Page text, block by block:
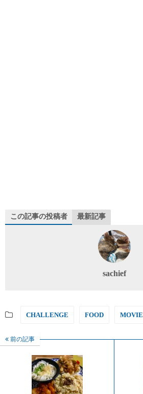
この記事の投稿者 最新記事
sachief
CHALLENGE FOOD MOVIE
前の記事